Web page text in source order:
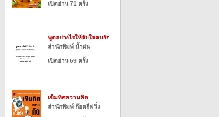
เปิดอ่าน 71 ครั้ง
พูดอย่างไรให้จับใจคนรัก
สำนักพิมพ์ น้ำฝน
เปิดอ่าน 69 ครั้ง
เข็มทิศความคิด
สำนักพิมพ์ ก๊อตกีฟวิ่ง